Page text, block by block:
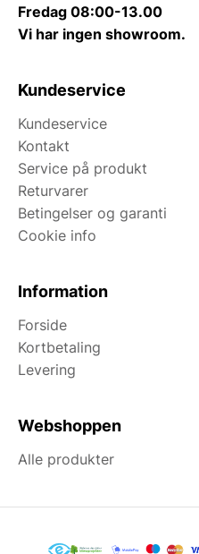
Fredag 08:00-13.00
Vi har ingen showroom.
Kundeservice
Kundeservice
Kontakt
Service på produkt
Returvarer
Betingelser og garanti
Cookie info
Information
Forside
Kortbetaling
Levering
Webshoppen
Alle produkter